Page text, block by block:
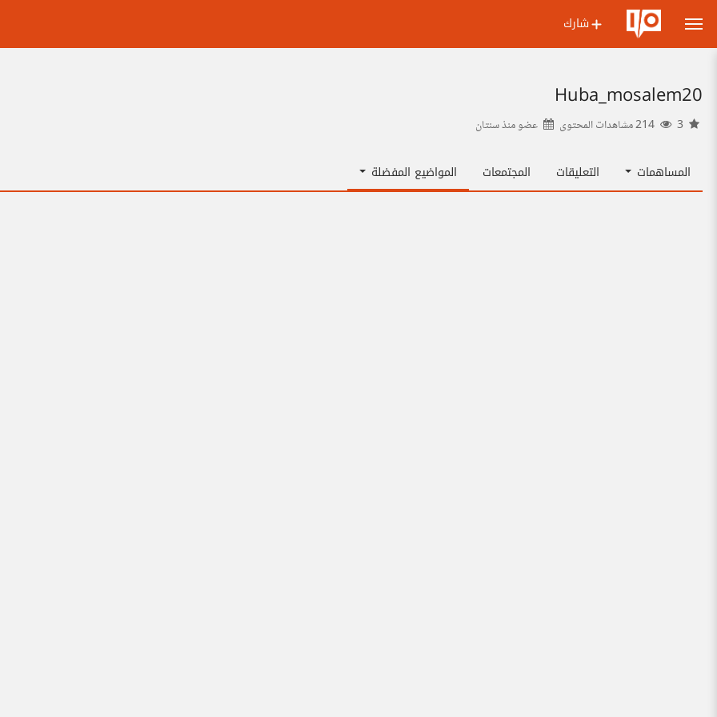
شارك
Huba_mosalem20
عضو منذسنتان
المساهمات التعليقات المجتمعات المواضيع المفضلة